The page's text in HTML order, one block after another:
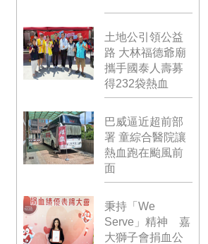
土地公引領公益
路 大林福德爺廟
攜手國泰人壽募
得232袋熱血
巴威逼近超前部
署 童綜合醫院讓
熱血跑在颱風前
面
秉持「We
Serve」精神 嘉
大獅子會捐血公